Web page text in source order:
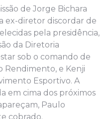
de Jorge Bichara
ex-diretor discordar de
pela presidência,
da Diretoria
sob o comando de
Rendimento, e Kenji
Esportivo. A
em cima dos próximos
Paulo
cobrado.